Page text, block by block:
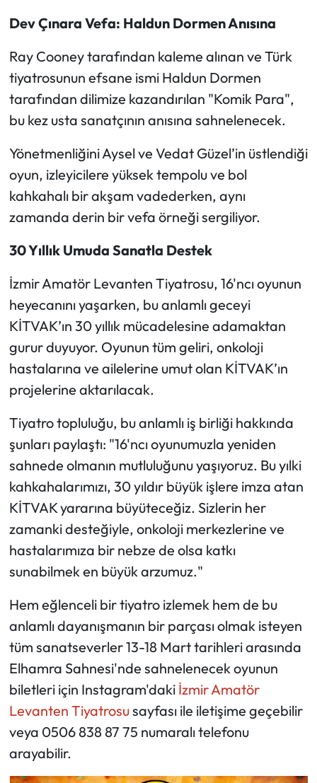
​Dev Çınara Vefa: Haldun Dormen Anısına
​Ray Cooney tarafından kaleme alınan ve Türk
tiyatrosunun efsane ismi Haldun Dormen
tarafından dilimize kazandırılan "Komik Para",
bu kez usta sanatçının anısına sahnelenecek.
Yönetmenliğini Aysel ve Vedat Güzel’in üstlendiği
oyun, izleyicilere yüksek tempolu ve bol
kahkahalı bir akşam vadederken, aynı
zamanda derin bir vefa örneği sergiliyor.
​30 Yıllık Umuda Sanatla Destek
​İzmir Amatör Levanten Tiyatrosu, 16'ncı oyunun
heyecanını yaşarken, bu anlamlı geceyi
KİTVAK’ın 30 yıllık mücadelesine adamaktan
gurur duyuyor. Oyunun tüm geliri, onkoloji
hastalarına ve ailelerine umut olan KİTVAK’ın
projelerine aktarılacak.
​Tiyatro topluluğu, bu anlamlı iş birliği hakkında
şunları paylaştı: ​"16'ncı oyunumuzla yeniden
sahnede olmanın mutluluğunu yaşıyoruz. Bu yılki
kahkahalarımızı, 30 yıldır büyük işlere imza atan
KİTVAK yararına büyüteceğiz. Sizlerin her
zamanki desteğiyle, onkoloji merkezlerine ve
hastalarımıza bir nebze de olsa katkı
sunabilmek en büyük arzumuz."
​Hem eğlenceli bir tiyatro izlemek hem de bu
anlamlı dayanışmanın bir parçası olmak isteyen
tüm sanatseverler 13-18 Mart tarihleri arasında
Elhamra Sahnesi'nde sahnelenecek oyunun
biletleri için Instagram'daki İzmir Amatör
Levanten Tiyatrosusayfası ile iletişime geçebilir
veya 0506 838 87 75 numaralı telefonu
arayabilir.